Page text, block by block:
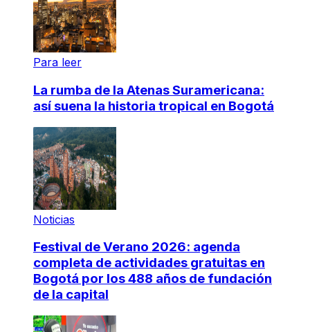
Para leer
La rumba de la Atenas Suramericana:
así suena la historia tropical en Bogotá
Noticias
Festival de Verano 2026: agenda
completa de actividades gratuitas en
Bogotá por los 488 años de fundación
de la capital